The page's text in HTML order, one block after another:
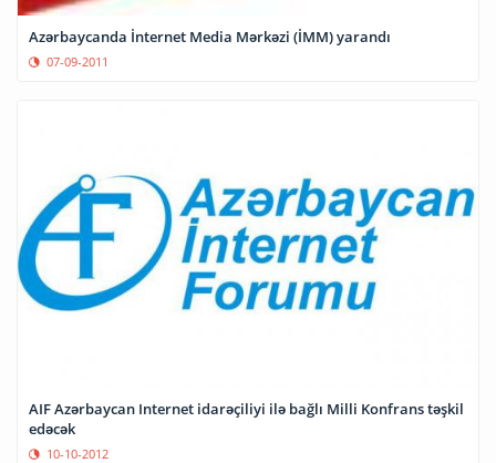
Azərbaycanda İnternet Media Mərkəzi (İMM) yarandı
07-09-2011
AIF Azərbaycan Internet idarəçiliyi ilə bağlı Milli Konfrans təşkil
edəcək
10-10-2012